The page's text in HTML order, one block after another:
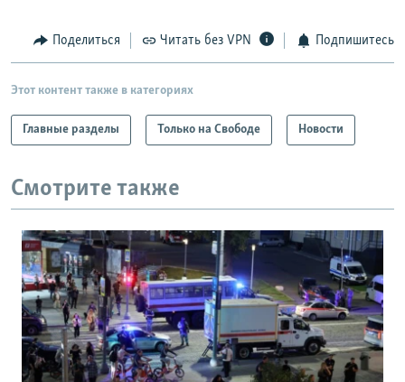
Поделиться Читать без VPN Подпишитесь
Этот контент также в категориях
Главные разделы Только на Свободе Новости
Смотрите также